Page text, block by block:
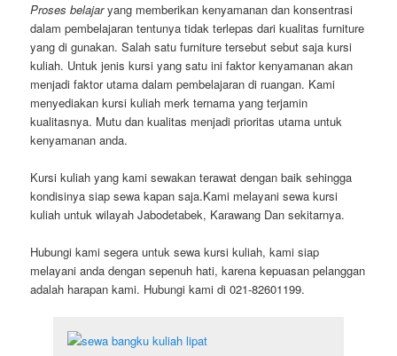
Proses belajaryang memberikan kenyamanan dan konsentrasi
dalam pembelajaran tentunya tidak terlepas dari kualitas furniture
yang di gunakan. Salah satu furniture tersebut sebut saja kursi
kuliah. Untuk jenis kursi yang satu ini faktor kenyamanan akan
menjadi faktor utama dalam pembelajaran di ruangan. Kami
menyediakan kursi kuliah merk ternama yang terjamin
kualitasnya. Mutu dan kualitas menjadi prioritas utama untuk
kenyamanan anda.
Kursi kuliah yang kami sewakan terawat dengan baik sehingga
kondisinya siap sewa kapan saja.Kami melayani sewa kursi
kuliah untuk wilayah Jabodetabek, Karawang Dan sekitarnya.
Hubungi kami segera untuk sewa kursi kuliah, kami siap
melayani anda dengan sepenuh hati, karena kepuasan pelanggan
adalah harapan kami. Hubungi kami di 021-82601199.